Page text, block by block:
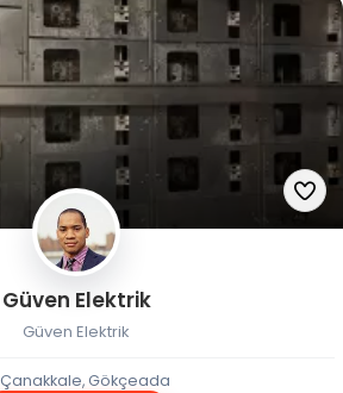
Güven Elektrik
Güven Elektrik
Çanakkale, Gökçeada